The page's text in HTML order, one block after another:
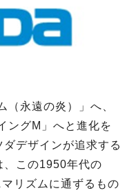
（永遠の炎）」へ、
ングM」へと進化を
デザインが追求する
、この1950年代の
リズムに通ずるもの